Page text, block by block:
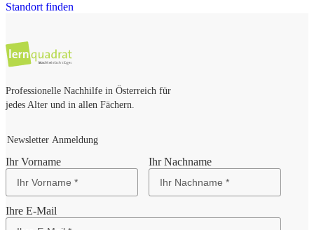
Standort finden
Professionelle Nachhilfe in Österreich für
jedes Alter und in allen Fächern.
Newsletter Anmeldung
Ihr Vorname Ihr Nachname
Ihre E-Mail